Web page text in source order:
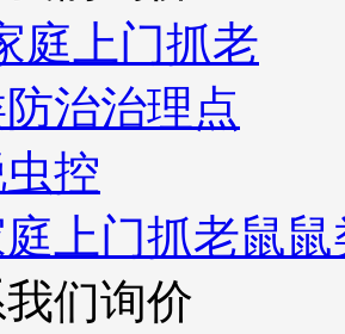
上门抓老鼠
们询价